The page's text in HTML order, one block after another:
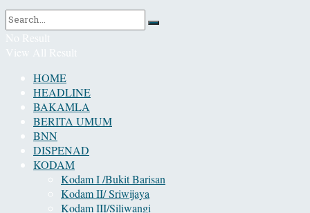
No Result
View All Result
HOME
HEADLINE
BAKAMLA
BERITA UMUM
BNN
DISPENAD
KODAM
Kodam I /Bukit Barisan
Kodam II/ Sriwijaya
Kodam III/Siliwangi